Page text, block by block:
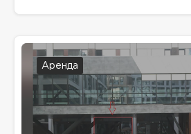
Аренда